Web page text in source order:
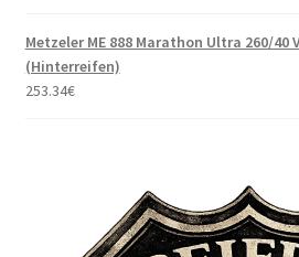
Metzeler ME 888 Marathon Ultra 260/40
(Hinterreifen)
253.34€